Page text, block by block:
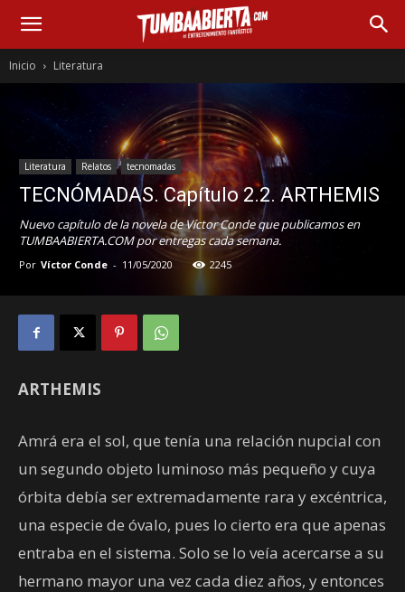
Inicio Literatura
Literatura Relatos tecnomadas
TECNÓMADAS. Capítulo 2.2. ARTHEMIS
Nuevo capítulo de la novela de Víctor Conde que publicamos en
TUMBAABIERTA.COM por entregas cada semana.
Por Víctor Conde - 11/05/2020 2245
ARTHEMIS
Amrá era el sol, que tenía una relación nupcial con
un segundo objeto luminoso más pequeño y cuya
órbita debía ser extremadamente rara y excéntrica,
una especie de óvalo, pues lo cierto era que apenas
entraba en el sistema. Solo se lo veía acercarse a su
hermano mayor una vez cada diez años, y entonces